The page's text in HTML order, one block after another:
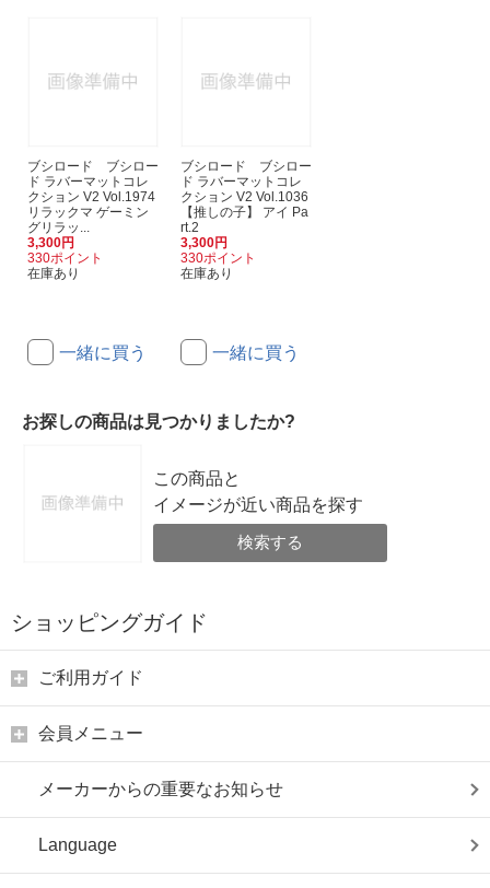
ブシロード ブシロー
ド ラバーマットコレ
クション V2 Vol.1974
リラックマ ゲーミン
グリラッ...
3,300円
330ポイント
在庫あり
一緒に買う
ブシロード ブシロー
ド ラバーマットコレ
クション V2 Vol.1036
【推しの子】 アイ Pa
rt.2
3,300円
330ポイント
在庫あり
一緒に買う
お探しの商品は見つかりましたか?
この商品と
イメージが近い商品を探す
検索する
ショッピングガイド
ご利用ガイド
会員メニュー
メーカーからの重要なお知らせ
Language